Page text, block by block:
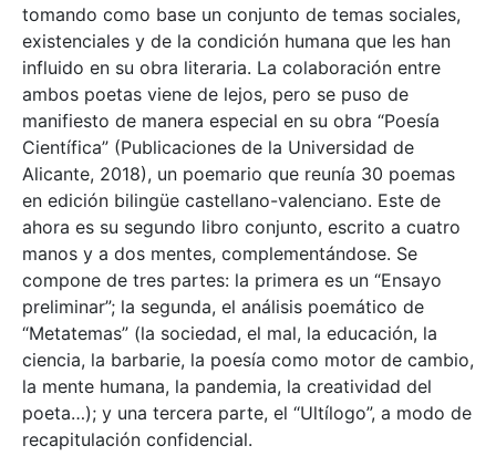
tomando como base un conjunto de temas sociales,
existenciales y de la condición humana que les han
influido en su obra literaria. La colaboración entre
ambos poetas viene de lejos, pero se puso de
manifiesto de manera especial en su obra “Poesía
Científica” (Publicaciones de la Universidad de
Alicante, 2018), un poemario que reunía 30 poemas
en edición bilingüe castellano-valenciano. Este de
ahora es su segundo libro conjunto, escrito a cuatro
manos y a dos mentes, complementándose. Se
compone de tres partes: la primera es un “Ensayo
preliminar”; la segunda, el análisis poemático de
“Metatemas” (la sociedad, el mal, la educación, la
ciencia, la barbarie, la poesía como motor de cambio,
la mente humana, la pandemia, la creatividad del
poeta…); y una tercera parte, el “Ultílogo”, a modo de
recapitulación confidencial.